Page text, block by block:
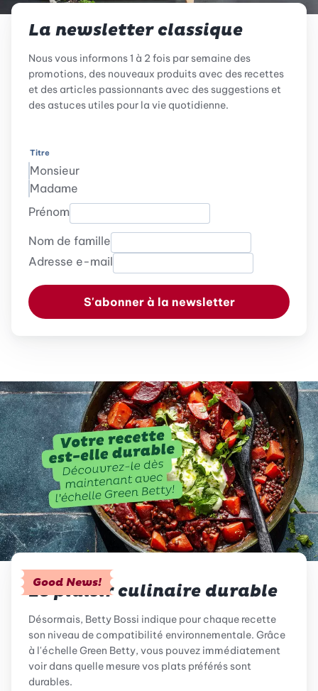
La newsletter classique
Nous vous informons 1 à 2 fois par semaine des
promotions, des nouveaux produits avec des recettes
et des articles passionnants avec des suggestions et
des astuces utiles pour la vie quotidienne.
Titre
Monsieur
Madame
Prénom
Nom de famille
Adresse e-mail
S'abonner à la newsletter
Good News!
Le plaisir culinaire durable
Désormais, Betty Bossi indique pour chaque recette
son niveau de compatibilité environnementale. Grâce
à l'échelle Green Betty, vous pouvez immédiatement
voir dans quelle mesure vos plats préférés sont
durables.